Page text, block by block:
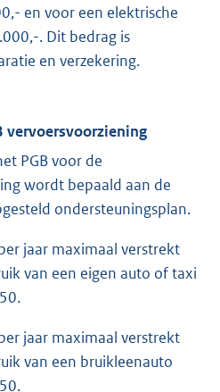
en voor een elektrische
. Dit bedrag is
en verzekering.
vervoersvoorziening
PGB voor de
wordt bepaald aan de
ondersteuningsplan.
jaar maximaal verstrekt
van een eigen auto of taxi
jaar maximaal verstrekt
van een bruikleenauto